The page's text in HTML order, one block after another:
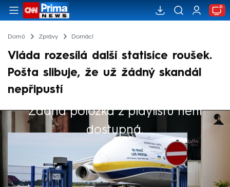
Domů Zprávy Domácí
Vláda rozesílá další statisíce roušek.
Pošta slibuje, že už žádný skandál
nepřipustí
Žádná položka z playlistu není
dostupná.
Výběr redakce